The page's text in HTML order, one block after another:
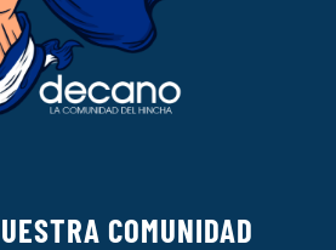
COMUNIDAD